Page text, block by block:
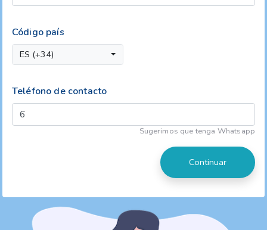
Código país
ES (+34)
Teléfono de contacto
Sugerimos que tenga Whatsapp